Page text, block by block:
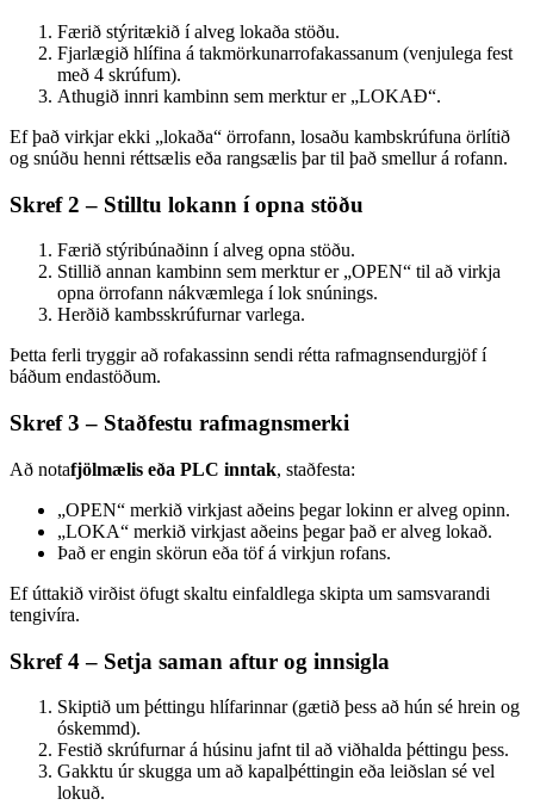
Færið stýritækið í alveg lokaða stöðu.
Fjarlægið hlífina á takmörkunarrofakassanum (venjulega fest
með 4 skrúfum).
Athugið innri kambinn sem merktur er „LOKAÐ“.
Ef það virkjar ekki „lokaða“ örrofann, losaðu kambskrúfuna örlítið
og snúðu henni réttsælis eða rangsælis þar til það smellur á rofann.
Skref 2 – Stilltu lokann í opna stöðu
Færið stýribúnaðinn í alveg opna stöðu.
Stillið annan kambinn sem merktur er „OPEN“ til að virkja
opna örrofann nákvæmlega í lok snúnings.
Herðið kambsskrúfurnar varlega.
Þetta ferli tryggir að rofakassinn sendi rétta rafmagnsendurgjöf í
báðum endastöðum.
Skref 3 – Staðfestu rafmagnsmerki
Að notafjölmælis eða PLC inntak, staðfesta:
„OPEN“ merkið virkjast aðeins þegar lokinn er alveg opinn.
„LOKA“ merkið virkjast aðeins þegar það er alveg lokað.
Það er engin skörun eða töf á virkjun rofans.
Ef úttakið virðist öfugt skaltu einfaldlega skipta um samsvarandi
tengivíra.
Skref 4 – Setja saman aftur og innsigla
Skiptið um þéttingu hlífarinnar (gætið þess að hún sé hrein og
óskemmd).
Festið skrúfurnar á húsinu jafnt til að viðhalda þéttingu þess.
Gakktu úr skugga um að kapalþéttingin eða leiðslan sé vel
lokuð.